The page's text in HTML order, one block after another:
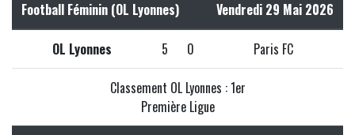
Football Féminin (OL Lyonnes) Vendredi 29 Mai 2026
OL Lyonnes 5 0 Paris FC
Classement OL Lyonnes : 1er
Première Ligue